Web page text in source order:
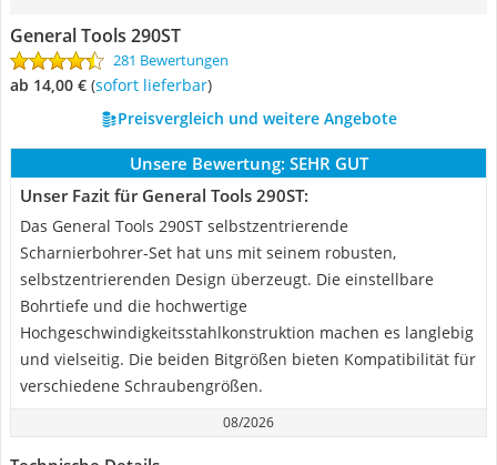
General Tools 290ST
281 Bewertungen
ab 14,00 € ( Sofort lieferbar)
Preisvergleich und weitere Angebote
Unsere Bewertung: SEHR GUT
Unser Fazit für General Tools 290ST:
Das General Tools 290ST selbstzentrierende
Scharnierbohrer-Set hat uns mit seinem robusten,
selbstzentrierenden Design überzeugt. Die einstellbare
Bohrtiefe und die hochwertige
Hochgeschwindigkeitsstahlkonstruktion machen es langlebig
und vielseitig. Die beiden Bitgrößen bieten Kompatibilität für
verschiedene Schraubengrößen.
08/2026